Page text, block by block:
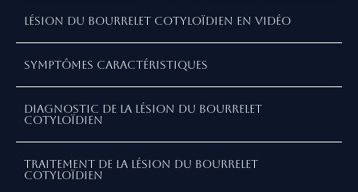
Lésion du bourrelet Cotyloïdien en vidéo
Symptômes caractéristiques
Diagnostic de la lésion du bourrelet
Cotyloïdien
Traitement de la lésion du Bourrelet
Cotyloïdien